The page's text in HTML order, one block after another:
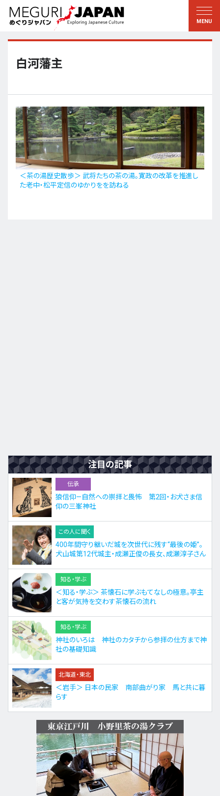
地域をめぐる
江戸・東京
甲信越
北陸
東海
近畿
京都・奈良
文化をめぐる
伝承
芸術・芸能
もの作り
自然
暦と暮らし
小野里茶の湯クラブ
白河藩主
＜茶の湯歴史散歩＞ 武将たちの茶の湯。寛政の改革を推進し
た老中・松平定信のゆかりをを訪ねる
注目の記事
伝承
狼信仰—自然への崇拝と畏怖 第2回・お犬さま信
仰の三峯神社
この人に聞く
400年間守り継いだ城を次世代に残す“最後の姫”。
犬山城第12代城主・成瀬正俊の長女、成瀬淳子さん
知る・学ぶ
＜知る・学ぶ＞ 茶懐石に学ぶもてなしの極意。亭主
と客が気持を交わす茶懐石の流れ
知る・学ぶ
神社のいろは 神社のカタチから参拝の仕方まで神
社の基礎知識
北海道・東北
＜岩手＞ 日本の民家 南部曲がり家 馬と共に暮
らす